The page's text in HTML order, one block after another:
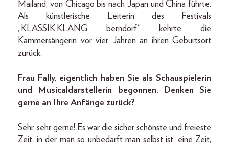
Mailand, von Chicago bis nach Japan und China führte.
Als künstlerische Leiterin des Festivals
„KLASSIK.KLANG berndorf“ kehrte die
Kammersängerin vor vier Jahren an ihren Geburtsort
zurück.
Frau Fally, eigentlich haben Sie als Schauspielerin
und Musicaldarstellerin begonnen. Denken Sie
gerne an Ihre Anfänge zurück?
Sehr, sehr gerne! Es war die sicher schönste und freieste
Zeit, in der man so unbedarft man selbst ist, eine Zeit,